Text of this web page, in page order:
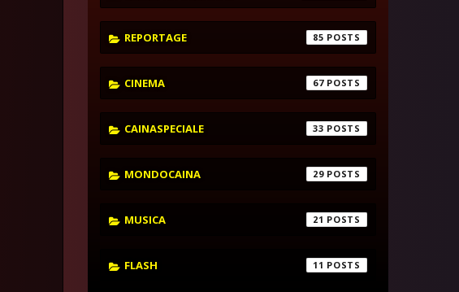
REPORTAGE 85
CINEMA 67
CAINASPECIALE 33
MONDOCAINA 29
MUSICA 21
FLASH 11